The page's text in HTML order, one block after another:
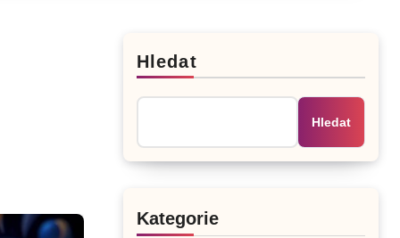
Hledat
Hledat
Kategorie